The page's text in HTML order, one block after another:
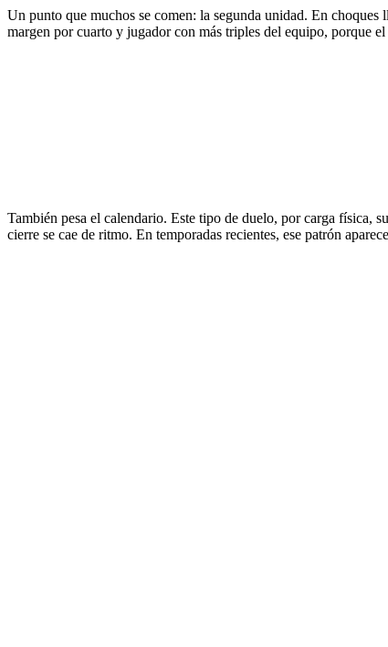
Un punto que muchos se comen: la segunda unidad. En
margen por cuarto y jugador con más triples del equipo, porque
También pesa el calendario. Este tipo de duelo, por carga física,
cierre se cae de ritmo. En temporadas recientes, ese patrón